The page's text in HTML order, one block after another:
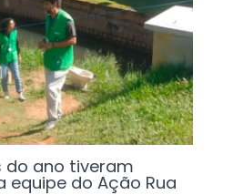
do ano tiveram
do Ação Rua